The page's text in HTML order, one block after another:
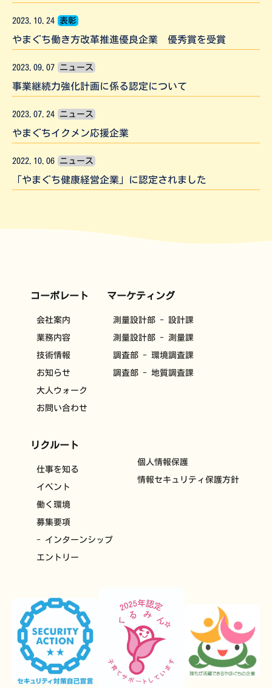
2023.10.24 表彰
やまぐち働き方改革推進優良企業 優秀賞を受賞
2023.09.07 ニュース
事業継続力強化計画に係る認定について
2023.07.24 ニュース
やまぐちイクメン応援企業
2022.10.06 ニュース
「やまぐち健康経営企業」に認定されました
コーポレート
会社案内
業務内容
技術情報
お知らせ
大人ウォーク
お問い合わせ
マーケティング
測量設計部 - 設計課
測量設計部 - 測量課
調査部 - 環境調査課
調査部 - 地質調査課
リクルート
仕事を知る
イベント
働く環境
募集要項
- インターンシップ
エントリー
個人情報保護
情報セキュリティ保護方針